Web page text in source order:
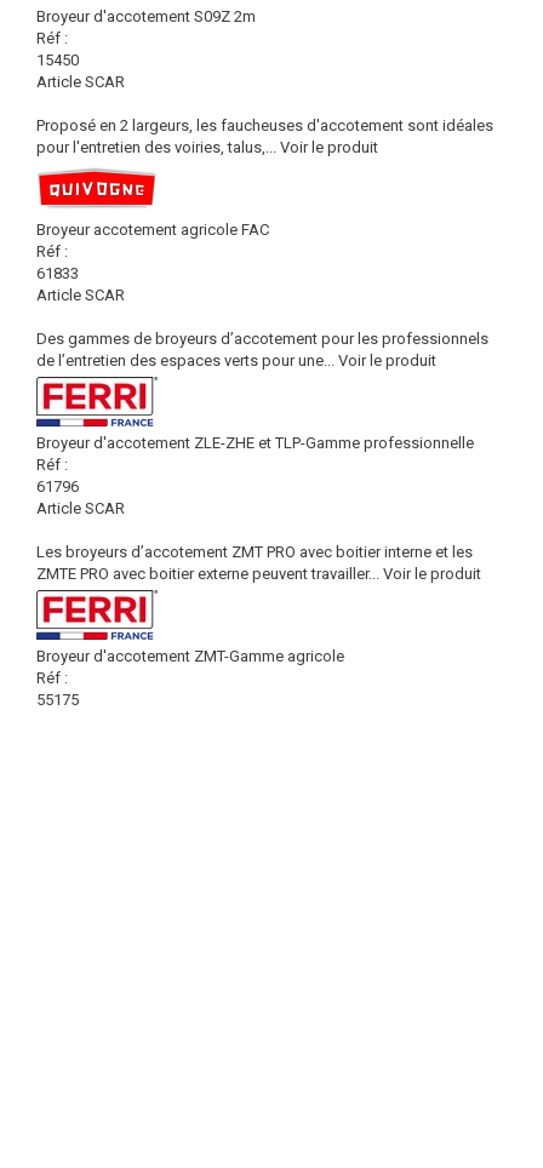
Broyeur d'accotement S09Z 2m
Réf :
15450
Article SCAR
Proposé en 2 largeurs, les faucheuses d'accotement sont idéales
pour l'entretien des voiries, talus,... Voir le produit
Broyeur accotement agricole FAC
Réf :
61833
Article SCAR
Des gammes de broyeurs d’accotement pour les professionnels
de l’entretien des espaces verts pour une... Voir le produit
Broyeur d'accotement ZLE-ZHE et TLP-Gamme professionnelle
Réf :
61796
Article SCAR
Les broyeurs d’accotement ZMT PRO avec boitier interne et les
ZMTE PRO avec boitier externe peuvent travailler... Voir le produit
Broyeur d'accotement ZMT-Gamme agricole
Réf :
55175